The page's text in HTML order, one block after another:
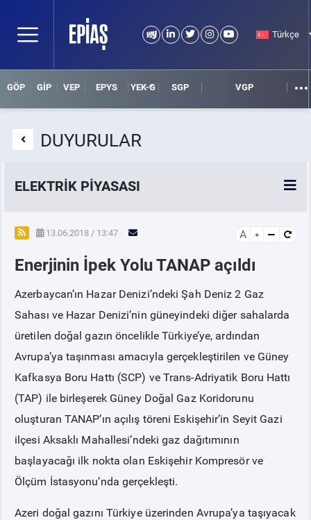
Türkçe
GÖP GİP VEP EPYS YEK-G SGP VGP
DUYURULAR
ELEKTRİK PİYASASI
SPOT ELEKTRİK PİYASALARI
ÖRNEK FİNANS BELGELERİ
VADELİ ELEKTRİK PİYASASI
SERBEST TÜKETİCİ
MALİ UZLAŞTIRMA
TEMİNAT
BÜLTENLER
13.06.2018 / 13:47 A
Enerjinin İpek Yolu TANAP açıldı
Azerbaycan’ın Hazar Denizi’ndeki Şah Deniz 2 Gaz
Sahası ve Hazar Denizi’nin güneyindeki diğer sahalarda
üretilen doğal gazın öncelikle Türkiye’ye, ardından
Avrupa’ya taşınması amacıyla gerçekleştirilen ve Güney
Kafkasya Boru Hattı (SCP) ve Trans-Adriyatik Boru Hattı
(TAP) ile birleşerek Güney Doğal Gaz Koridorunu
oluşturan TANAP’ın açılış töreni Eskişehir’in Seyit Gazi
ilçesi Aksaklı Mahallesi’ndeki gaz dağıtımının
başlayacağı ilk nokta olan Eskişehir Kompresör ve
Ölçüm İstasyonu’nda gerçekleşti.
Azeri doğal gazını Türkiye üzerinden Avrupa’ya taşıyacak